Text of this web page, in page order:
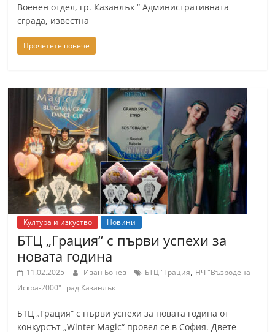
Военен отдел, гр. Казанлък “ Административната
сграда, известна
Прочетете повече
Култура и изкуство Новини
БТЦ „Грация“ с първи успехи за
новата година
11.02.2025 Иван Бонев БТЦ "Грация, НЧ "Възродена
Искра-2000" град Казанлък
БТЦ „Грация“ с първи успехи за новата година от
конкурсът „Winter Magic“ провел се в София. Двете